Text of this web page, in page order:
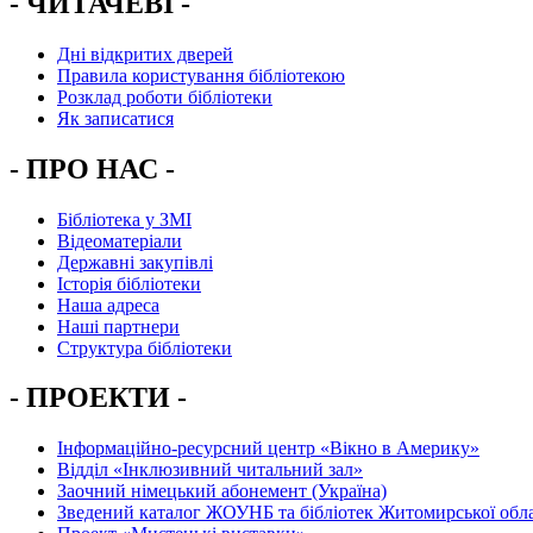
Дні відкритих дверей
Правила користування бібліотекою
Розклад роботи бібліотеки
Як записатися
- ПРО НАС -
Бібліотека у ЗМІ
Відеоматеріали
Державні закупівлі
Історія бібліотеки
Наша адреса
Наші партнери
Структура бібліотеки
- ПРОЕКТИ -
Інформаційно-ресурсний центр «Вікно в Америку»
Вiддiл «Інклюзивний читальний зал»
Заочний німецький абонемент (Україна)
Зведений каталог ЖОУНБ та бібліотек Житомирської